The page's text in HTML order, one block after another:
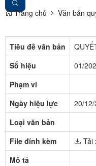
Trang chủ Văn bản
Tiêu đề văn bản
Số hiệu
01/
Phạm vi
Ngày hiệu lực
20/
Loại văn bản
File đính kèm
Tải
Mô tả